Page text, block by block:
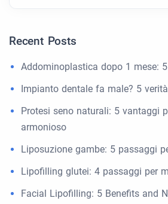
Recent Posts
Addominoplastica dopo 1 mese:
Impianto dentale fa male? 5
Protesi seno naturali: 5 vantaggi
armonioso
Liposuzione gambe: 5 passaggi
Lipofilling glutei: 4 passaggi per
Facial Lipofilling: 5 Benefits and